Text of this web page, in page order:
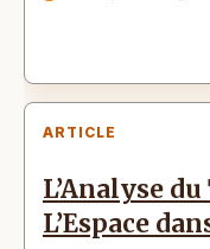
ARTICLE
L’Analyse
L’Espace